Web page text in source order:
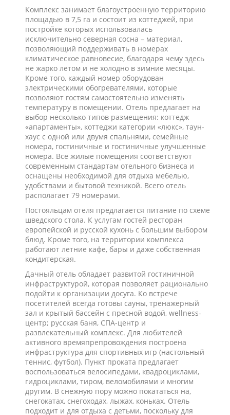
Комплекс занимает благоустроенную территорию
площадью в 7,5 га и состоит из коттеджей, при
постройке которых использовалась
исключительно северная сосна – материал,
позволяющий поддерживать в номерах
климатическое равновесие, благодаря чему здесь
не жарко летом и не холодно в зимние месяцы.
Кроме того, каждый номер оборудован
электрическими обогревателями, которые
позволяют гостям самостоятельно изменять
температуру в помещении. Отель предлагает на
выбор несколько типов размещения: коттедж
«апартаменты», коттеджи категории «люкс», таун-
хаус с одной или двумя спальнями, семейные
номера, гостиничные и гостиничные улучшенные
номера. Все жилые помещения соответствуют
современным стандартам отельного бизнеса и
оснащены необходимой для отдыха мебелью,
удобствами и бытовой техникой. Всего отель
располагает 79 номерами.
Постояльцам отеля предлагается питание по схеме
шведского стола. К услугам гостей ресторан
европейской и русской кухонь с большим выбором
блюд. Кроме того, на территории комплекса
работают летние кафе, бары и даже собственная
кондитерская.
Дачный отель обладает развитой гостиничной
инфраструктурой, которая позволяет рационально
подойти к организации досуга. Ко встрече
посетителей всегда готовы сауны, тренажерный
зал и крытый бассейн с пресной водой, wellness-
центр; русская баня, СПА-центр и
развлекательный комплекс. Для любителей
активного времяпрепровождения построена
инфраструктура для спортивных игр (настольный
теннис, футбол). Пункт проката предлагает
воспользоваться велосипедами, квадроциклами,
гидроциклами, тиром, веломобилями и многим
другим. В снежную пору можно покататься на,
снегокатах, снегоходах, лыжах, коньках. Отель
подходит и для отдыха с детьми, поскольку для